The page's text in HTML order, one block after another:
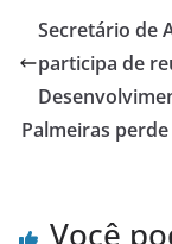
Secretário de
participa de
Palmeiras
Você